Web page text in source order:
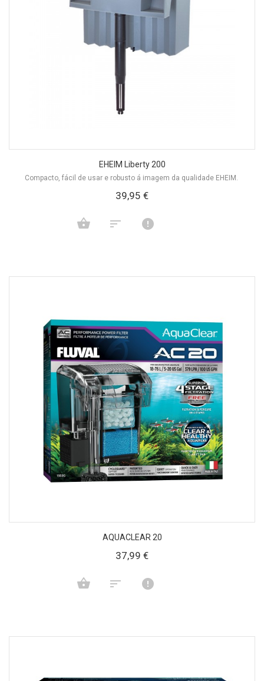
EHEIM Liberty 200
Compacto, fácil de usar e robusto á imagem da qualidade EHEIM.
39,95 €
AQUACLEAR 20
37,99 €